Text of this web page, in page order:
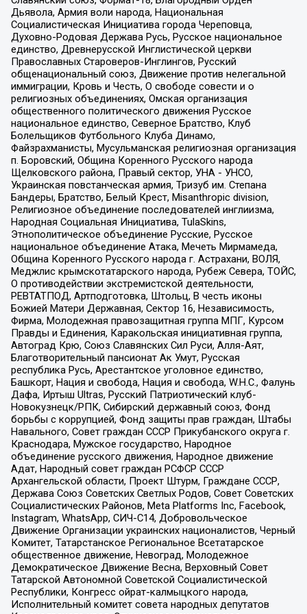
Дьявола, Армия воли народа, Национальная
Социалистическая Инициатива города Череповца,
Духовно-Родовая Держава Русь, Русское национальное
единство, Древнерусской Инглистической церкви
Православных Староверов-Инглингов, Русский
общенациональный союз, Движение против нелегальной
иммиграции, Кровь и Честь, О свободе совести и о
религиозных объединениях, Омская организация
общественного политического движения Русское
национальное единство, Северное Братство, Клуб
Болельщиков Футбольного Клуба Динамо,
Файзрахманисты, Мусульманская религиозная организация
п. Боровский, Община Коренного Русского народа
Щелковского района, Правый сектор, УНА - УНСО,
Украинская повстанческая армия, Тризуб им. Степана
Бандеры, Братство, Белый Крест, Misanthropic division,
Религиозное объединение последователей инглиизма,
Народная Социальная Инициатива, TulaSkins,
Этнополитическое объединение Русские, Русское
национальное объединение Атака, Мечеть Мирмамеда,
Община Коренного Русского народа г. Астрахани, ВОЛЯ,
Меджлис крымскотатарского народа, Рубеж Севера, ТОЙС,
О противодействии экстремистской деятельности,
РЕВТАТПОД, Артподготовка, Штольц, В честь иконы
Божией Матери Державная, Сектор 16, Независимость,
Фирма, Молодежная правозащитная группа МПГ, Курсом
Правды и Единения, Каракольская инициативная группа,
Автоград Крю, Союз Славянских Сил Руси, Алля-Аят,
Благотворительный пансионат Ак Умут, Русская
республика Русь, Арестантское уголовное единство,
Башкорт, Нация и свобода, Нация и свобода, W.H.С., Фалунь
Дафа, Иртыш Ultras, Русский Патриотический клуб-
Новокузнецк/РПК, Сибирский державный союз, Фонд
борьбы с коррупцией, Фонд защиты прав граждан, Штабы
Навального, Совет граждан СССР Прикубанского округа г.
Краснодара, Мужское государство, Народное
объединение русского движения, Народное движение
Адат, Народный совет граждан РСФСР СССР
Архангельской области, Проект Штурм, Граждане СССР,
Держава Союз Советских Светлых Родов, Совет Советских
Социалистических Районов, Meta Platforms Inc, Facebook,
Instagram, WhatsApp, СИЧ-С14, Добровольческое
Движение Организации украинских националистов, Черный
Комитет, Татарстанское Региональное Всетатарское
общественное движение, Невоград, Молодежное
Демократическое Движение Весна, Верховный Совет
Татарской Автономной Советской Социалистической
Республики, Конгресс ойрат-калмыцкого народа,
Исполнительный комитет совета народных депутатов